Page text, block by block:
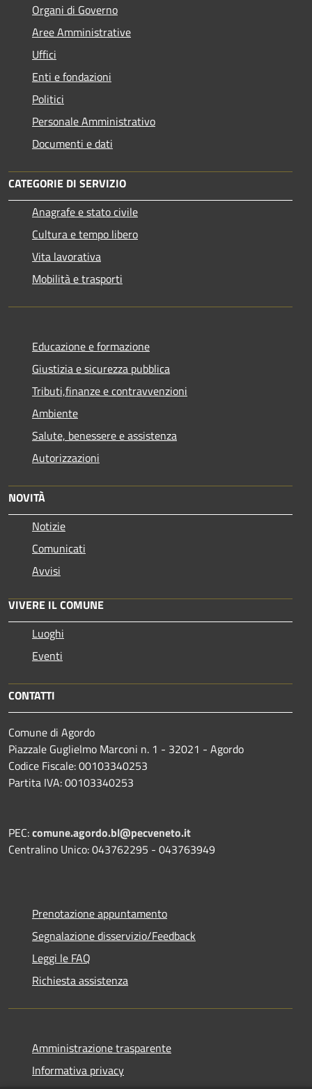
Organi di Governo
Aree Amministrative
Uffici
Enti e fondazioni
Politici
Personale Amministrativo
Documenti e dati
CATEGORIE DI SERVIZIO
Anagrafe e stato civile
Cultura e tempo libero
Vita lavorativa
Mobilità e trasporti
Educazione e formazione
Giustizia e sicurezza pubblica
Tributi,finanze e contravvenzioni
Ambiente
Salute, benessere e assistenza
Autorizzazioni
NOVITÀ
Notizie
Comunicati
Avvisi
VIVERE IL COMUNE
Luoghi
Eventi
CONTATTI
Comune di Agordo
Piazzale Guglielmo Marconi n. 1 - 32021 - Agordo
Codice Fiscale: 00103340253
Partita IVA: 00103340253
PEC:comune.agordo.bl@pecveneto.it
Centralino Unico: 043762295 - 043763949
Prenotazione appuntamento
Segnalazione disservizio/Feedback
Leggi le FAQ
Richiesta assistenza
Amministrazione trasparente
Informativa privacy